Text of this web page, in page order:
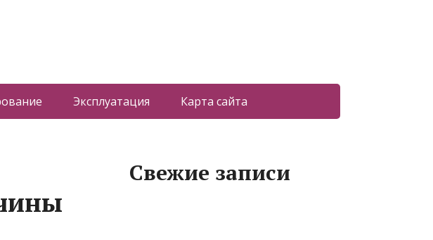
Эксплуатация Карта сайта
Свежие записи